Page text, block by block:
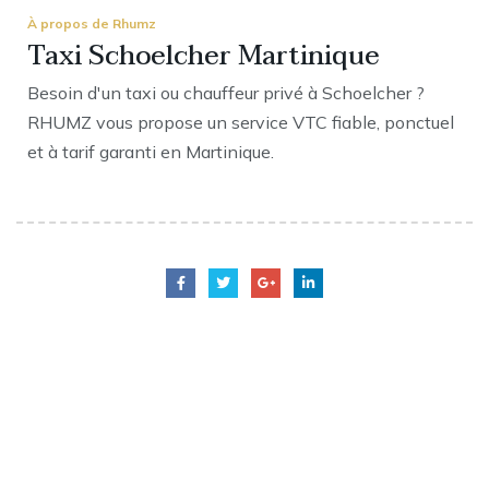
À propos de Rhumz
Taxi Schoelcher Martinique
Besoin d'un taxi ou chauffeur privé à Schoelcher ?
RHUMZ vous propose un service VTC fiable, ponctuel
et à tarif garanti en Martinique.